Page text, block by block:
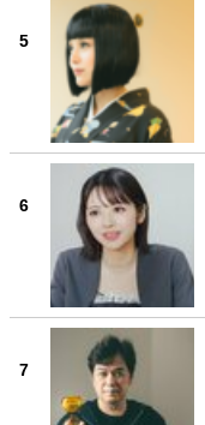
5
6
7